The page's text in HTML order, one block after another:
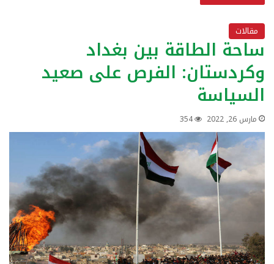
مقالات
ساحة الطاقة بين بغداد
وكردستان: الفرص على صعيد
السياسة
مارس 26, 2022 354